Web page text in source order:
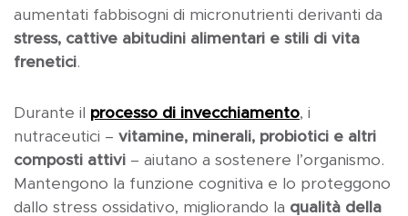
aumentati fabbisogni di micronutrienti derivanti da
stress, cattive abitudini alimentari e stili di vita
frenetici.
Durante il processo di invecchiamento, i
nutraceutici – vitamine, minerali, probiotici e altri
composti attivi – aiutano a sostenere l’organismo.
Mantengono la funzione cognitiva e lo proteggono
dallo stress ossidativo, migliorando la qualità della